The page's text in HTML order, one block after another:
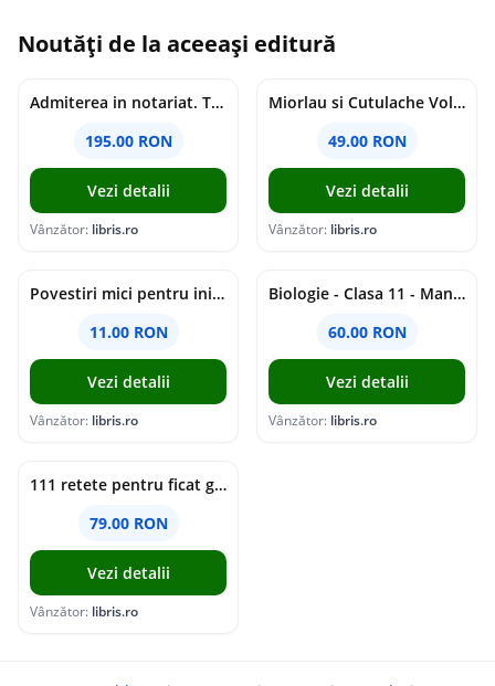
Noutăți de la aceeași editură
Admiterea in notariat. Teste grila si sinteze teoretice Ed.11 - Adina-Renate Motica, Oana-Elena Buzincu, Veronica Stan
195.00 RON
Vezi detalii
Vânzător: libris.ro
Miorlau si Cutulache Vol.1: Cu bicicleta pana la Luna - Timo Parvela
49.00 RON
Vezi detalii
Vânzător: libris.ro
Povestiri mici pentru inimi mari - Adrian Chiaga, Cristina Chiaga
11.00 RON
Vezi detalii
Vânzător: libris.ro
Biologie - Clasa 11 - Manual - Elena Crocnan, Irina Angheluta
60.00 RON
Vezi detalii
Vânzător: libris.ro
111 retete pentru ficat gras - Oscar Vetrun, Armin Michael
79.00 RON
Vezi detalii
Vânzător: libris.ro